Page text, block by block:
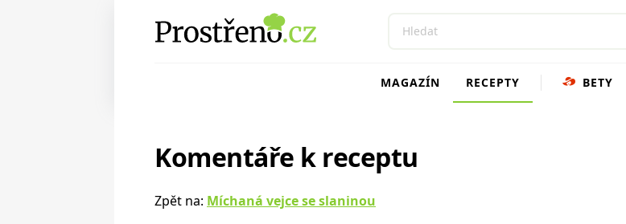
MAGAZÍN RECEPTY BETY
Komentáře k receptu
Zpět na: Míchaná vejce se slaninou